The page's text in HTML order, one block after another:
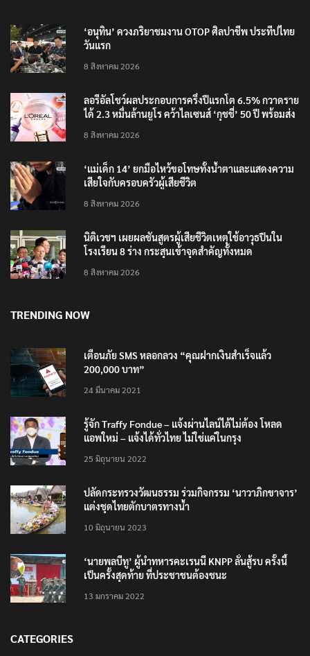
‘อนุทิน’ ควงภริยาชมงาน OTOP ศิลปาชีพ ประทีปไทย
8 สิงหาคม 2026
ลอรีอัลโชว์ผลประกอบการครึ่งปีแรกโต 6.5% กวาดราย
8 สิงหาคม 2026
‘แม่เด็ก 14’ ยกมือไหว้ขอโทษทั้งน้ำตาและแสดงความ
8 สิงหาคม 2026
นิติเวชฯ เผยผลชันสูตรผู้เสียชีวิตเหตุใช้อาวุธปืนใน
เตือนภัย SMS หลอกลวง “คุณฝากเงินสำเร็จแล้ว
24 มีนาคม 2021
รู้จัก Traffy Fondue – แจ้งผ่านไลน์ได้ไม่ต้อง โหลด
แอพใหม่ – แจ้งได้ทั่วไทย ไม่ใช่แค่ในกรุง
25 มิถุนายน 2022
ปลัดกระทรวงวัฒนธรรม ร่วมกิจกรรม ‘นาวาภิกขาจาร’
แต่งชุดไทยตักบาตรทางน้ำ
10 มิถุนายน 2023